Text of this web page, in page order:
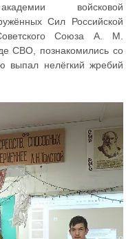
войсковой
Сил Российской
Союза А. М.
СВО, познакомились со
выпал нелёгкий жребий